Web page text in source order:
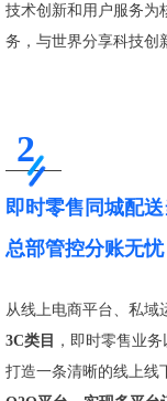
技术创新和用户服务为
务，与世界分享科技创
2
即时零售同城配
总部管控分账无忧
从线上电商平台、私域
3C类目 ，即时零售业
打造一条清晰的线上线